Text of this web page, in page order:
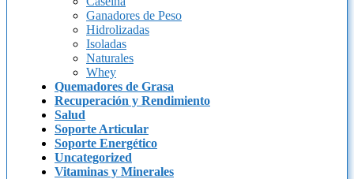
Ganadores de Peso
Hidrolizadas
Isoladas
Naturales
Whey
Quemadores de Grasa
Recuperación y Rendimiento
Salud
Soporte Articular
Soporte Energético
Uncategorized
Vitaminas y Minerales